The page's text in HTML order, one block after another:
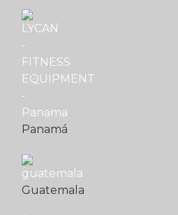
Panamá
Guatemala